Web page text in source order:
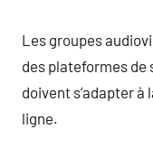
Les groupes
des plateformes de
doivent s’adapter
ligne.